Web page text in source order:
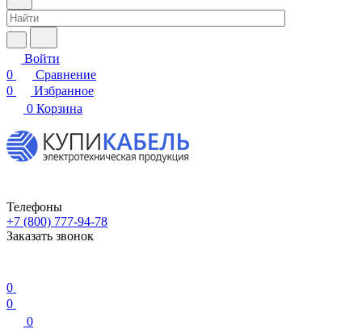
Войти
0
Сравнение
0
Избранное
0 Корзина
Телефоны
+7 (800) 777-94-78
Заказать звонок
0
0
0